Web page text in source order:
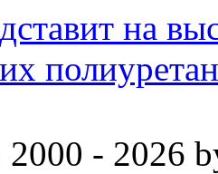
на
- 2026